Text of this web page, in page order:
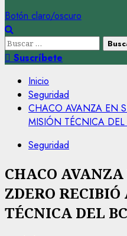
Botón claro/oscuro
Buscar:
Suscríbete
Inicio
Seguridad
CHACO AVANZA EN
MISIÓN TÉCNICA DEL
Seguridad
CHACO
ZDERO
TÉCNICA DEL